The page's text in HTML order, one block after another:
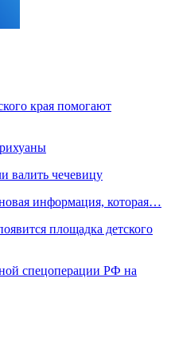
края помогают
валить чечевицу
информация, которая…
площадка детского
спецоперации РФ на